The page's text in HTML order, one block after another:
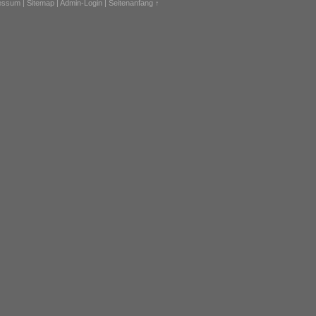
| Sitemap | Admin-Login | Seitenanfang ↑